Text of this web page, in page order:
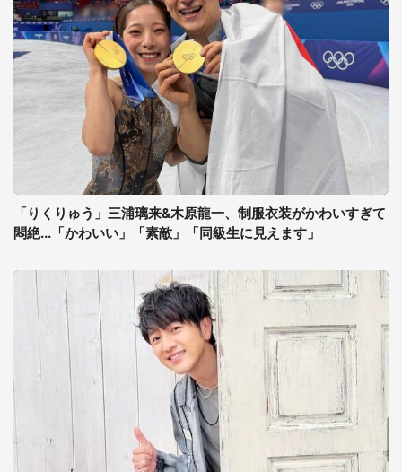
「りくりゅう」三浦璃来&木原龍一、制服衣装がかわいすぎて
悶絶...「かわいい」「素敵」「同級生に見えます」